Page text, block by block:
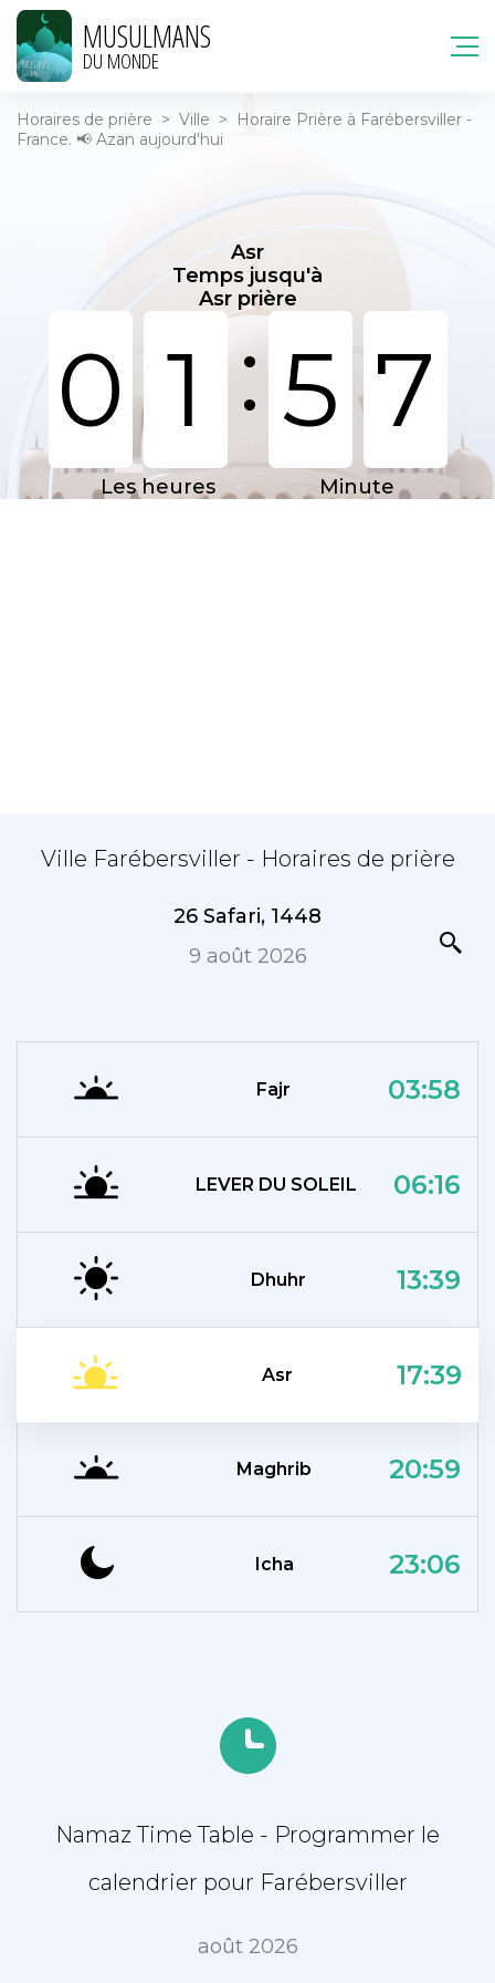
MUSULMANS
DU MONDE
Horaires de prière > Ville >
Horaire Prière à Farébersviller -
France. 📢 Azan aujourd'hui
Asr
Temps jusqu'à
Asr prière
0 1 : 5 7
Les heures Minute
Ville Farébersviller - Horaires de prière
26 Safari, 1448
9 août 2026
Fajr 03:58
LEVER DU SOLEIL 06:16
Dhuhr 13:39
Asr 17:39
Maghrib 20:59
Icha 23:06
Namaz Time Table - Programmer le
calendrier pour Farébersviller
août 2026